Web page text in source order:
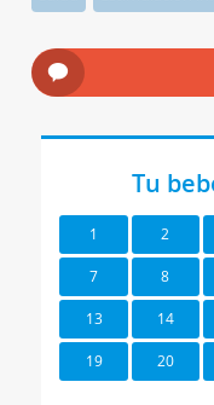
Tu
1 2
7 8
13 14
19 20